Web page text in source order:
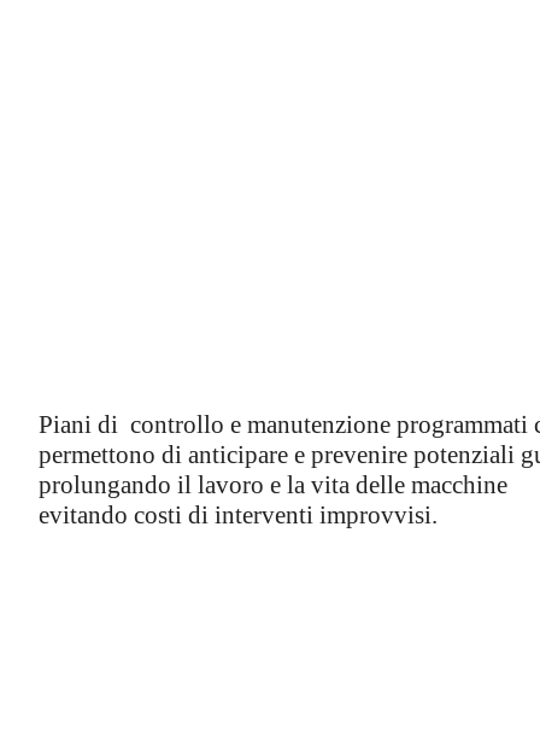
Piani di controllo e manutenzione programmati
permettono di anticipare e prevenire potenziali
prolungando il lavoro e la vita delle macchine
evitando costi di interventi improvvisi.